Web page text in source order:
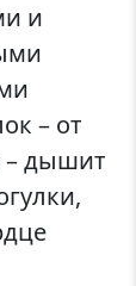
и
– от
– дышит